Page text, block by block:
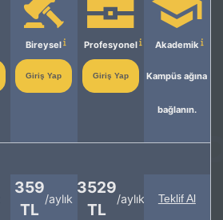
Bireysel
Giriş Yap
Profesyonel
Giriş Yap
Akademik
Kampüs ağına
bağlanın.
359
TL
/aylık
3529
TL
/aylık Teklif Al